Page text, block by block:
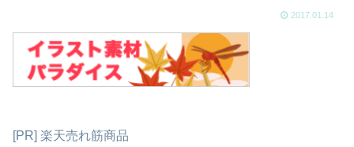
2017.01.14
[PR] 楽天売れ筋商品